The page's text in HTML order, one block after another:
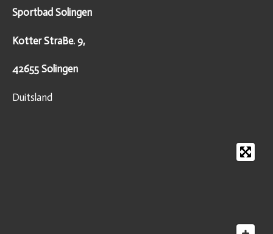
Sportbad Solingen
Kotter StraBe. 9,
42655 Solingen
Duitsland